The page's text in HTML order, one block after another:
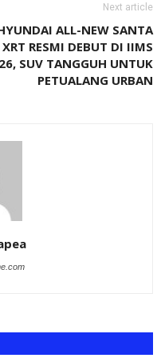
Next article
ALL-NEW SANTA
XRT RESMI DEBUT DI IIMS
SUV TANGGUH UNTUK
PETUALANG URBAN